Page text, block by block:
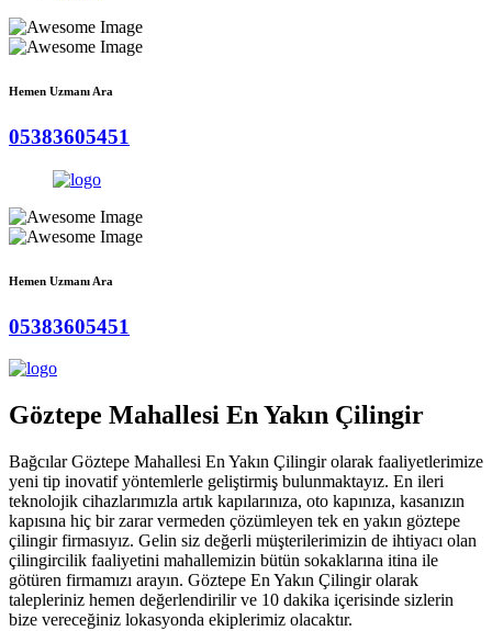
Hemen Uzmanı Ara
05383605451
Hemen Uzmanı Ara
05383605451
Göztepe Mahallesi En Yakın Çilingir
Bağcılar Göztepe Mahallesi En Yakın Çilingir olarak faaliyetlerimize
yeni tip inovatif yöntemlerle geliştirmiş bulunmaktayız. En ileri
teknolojik cihazlarımızla artık kapılarınıza, oto kapınıza, kasanızın
kapısına hiç bir zarar vermeden çözümleyen tek en yakın göztepe
çilingir firmasıyız. Gelin siz değerli müşterilerimizin de ihtiyacı olan
çilingircilik faaliyetini mahallemizin bütün sokaklarına itina ile
götüren firmamızı arayın. Göztepe En Yakın Çilingir olarak
talepleriniz hemen değerlendirilir ve 10 dakika içerisinde sizlerin
bize vereceğiniz lokasyonda ekiplerimiz olacaktır.